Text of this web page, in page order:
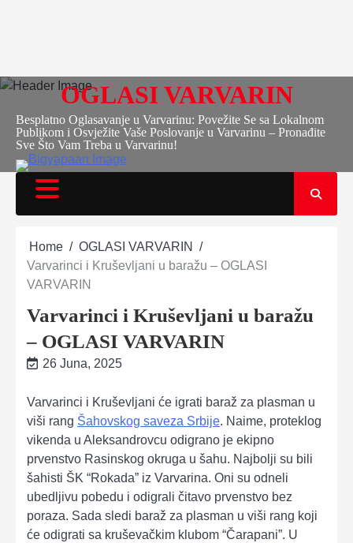
OGLASI VARVARIN
Besplatno Oglasavanje u Varvarinu: Povežite Se sa Lokalnom
Publikom i Osvježite Vaše Poslovanje u Varvarinu – Pronađite
Sve Što Vam Treba u Varvarinu!
Home
OGLASI VARVARIN
Varvarinci i Kruševljani u baražu – OGLASI
VARVARIN
Varvarinci i Kruševljani u baražu
– OGLASI VARVARIN
26 Juna, 2025
Varvarinci i Kruševljani će igrati baraž za plasman u
viši rang Šahovskog saveza Srbije. Naime, proteklog
vikenda u Aleksandrovcu odigrano je ekipno
prvenstvo Rasinskog okruga u šahu. Najbolji su bili
šahisti ŠK “Rokada” iz Varvarina. Oni su odneli
ubedljivu pobedu i odigrali čitavo prvenstvo bez
poraza. Sada sledi baraž za plasman u viši rang koji
će odigrati sa kruševačkim klubom “Čarapani”. U